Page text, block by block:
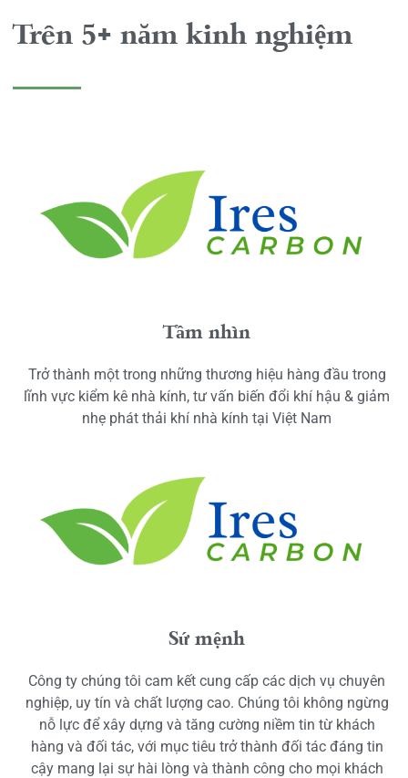
Trên 5+ năm kinh nghiệm
Tầm nhìn
Trở thành một trong những thương hiệu hàng đầu trong
lĩnh vực kiểm kê nhà kính, tư vấn biến đổi khí hậu & giảm
nhẹ phát thải khí nhà kính tại Việt Nam
Sứ mệnh
Công ty chúng tôi cam kết cung cấp các dịch vụ chuyên
nghiệp, uy tín và chất lượng cao. Chúng tôi không ngừng
nỗ lực để xây dựng và tăng cường niềm tin từ khách
hàng và đối tác, với mục tiêu trở thành đối tác đáng tin
cậy mang lại sự hài lòng và thành công cho mọi khách